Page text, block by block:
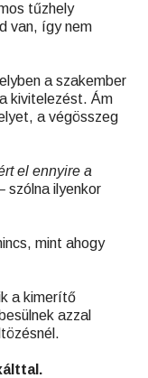
tűzhely
van, így nem
a szakember
kivitelezést. Ám
a végösszeg
el ennyire a
szólna ilyenkor
mint ahogy
a kimerítő
azzal